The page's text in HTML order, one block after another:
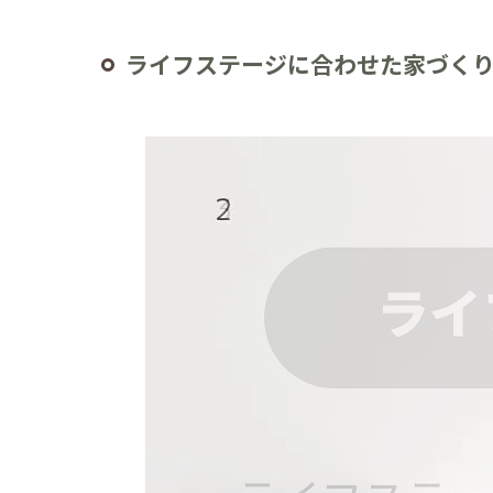
ライフステージに合わせた家づく